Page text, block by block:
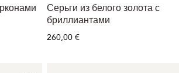
Серьги из белого золота с
бриллиантами
260,00 €